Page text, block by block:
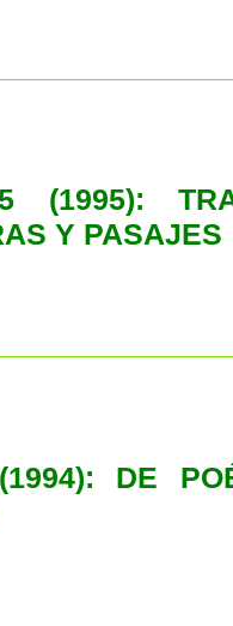
(1995):
Y PASAJES
DE